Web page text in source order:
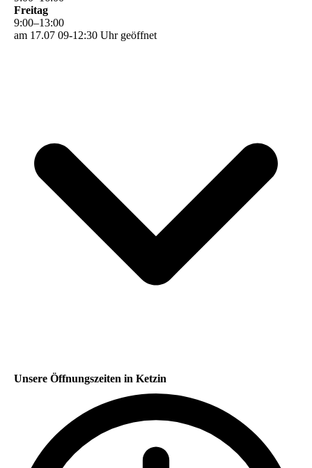
Freitag
9:00–13:00
am 17.07 09-12:30 Uhr geöffnet
Unsere Öffnungszeiten in Ketzin